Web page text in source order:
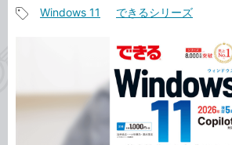
事
リ
Windows 11 できるシリーズ